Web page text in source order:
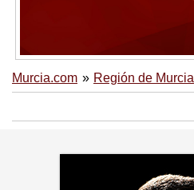
Murcia.com Región de Murcia